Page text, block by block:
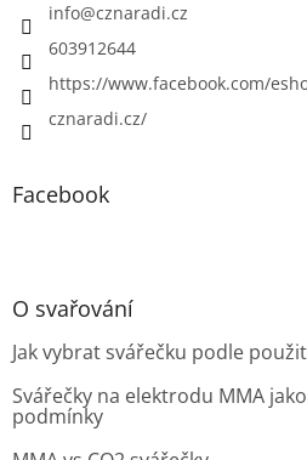
info@cznaradi.cz
603912644
https://www.facebook.com/
cznaradi.cz/
Facebook
O svařování
Jak vybrat svářečku podle
Svářečky na elektrodu MMA
podmínky